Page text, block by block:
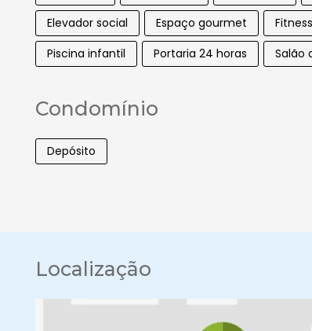
Elevador social
Espaço gourmet Fitness
Piscina infantil
Portaria 24 horas Salão
Condomínio
Depósito
Localização